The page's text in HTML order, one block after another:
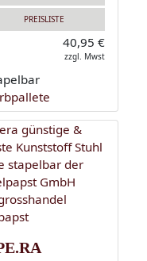
PREISLISTE
40,95 €
zzgl. Mwst